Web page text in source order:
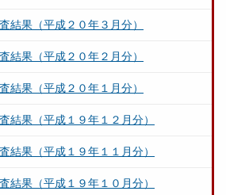
結果（平成２０年３月分）
結果（平成２０年２月分）
結果（平成２０年１月分）
結果（平成１９年１２月分）
結果（平成１９年１１月分）
結果（平成１９年１０月分）